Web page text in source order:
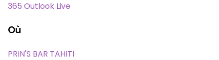
365 Outlook Live
Où
PRIN'S BAR TAHITI